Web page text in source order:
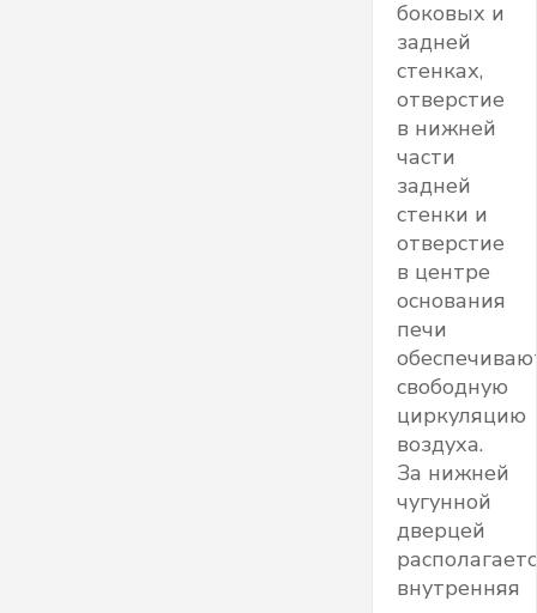
боковых и
задней
стенках,
отверстие
в нижней
части
задней
стенки и
отверстие
в центре
основания
печи
свободную
циркуляцию
воздуха.
За нижней
чугунной
дверцей
внутренняя